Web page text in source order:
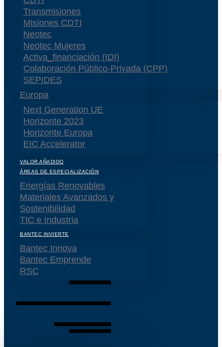
Transmisiones
Misiones CDTI
Neotec
Neotec Mujeres
Activa_financiación (IDI)
Colaboración Público-Privada (CPP)
SEPIDES
Europa
Next Generation UE
Horizonte 2023
Horizonte Europa
EIC Accelerator
VALOR AÑADIDO
ÁREAS DE ESPECIALIZACIÓN
Energías Renovables
Materiales Avanzados y
Sostenibilidad
TIC e Industria
BANTEC INVIERTE
Bantec Innova
Bantec Emprende
RSC